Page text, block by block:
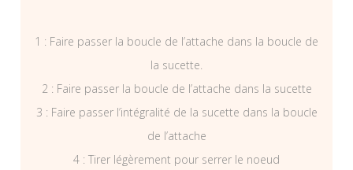
1 : Faire passer la boucle de l’attache dans la boucle de
la sucette.
2 : Faire passer la boucle de l’attache dans la sucette
3 : Faire passer l’intégralité de la sucette dans la boucle
de l’attache
4 : Tirer légèrement pour serrer le noeud